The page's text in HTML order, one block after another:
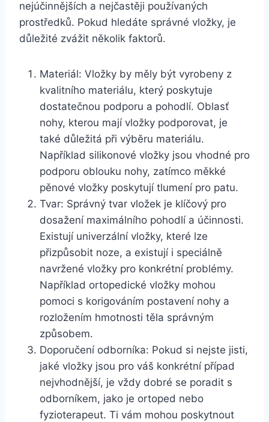
nejúčinnějších a nejčastěji používaných
prostředků. Pokud hledáte správné vložky, je
důležité zvážit několik faktorů.
Materiál: Vložky by měly být vyrobeny z
kvalitního materiálu, který poskytuje
dostatečnou podporu a pohodlí. Oblasť
nohy, kterou mají vložky podporovat, je
také důležitá při výběru materiálu.
Například silikonové vložky jsou vhodné pro
podporu oblouku nohy, zatímco měkké
pěnové vložky poskytují tlumení pro patu.
Tvar: Správný tvar vložek je klíčový pro
dosažení maximálního pohodlí a účinnosti.
Existují univerzální vložky, které lze
přizpůsobit noze, a existují i speciálně
navržené vložky pro konkrétní problémy.
Například ortopedické vložky mohou
pomoci s korigováním postavení nohy a
rozložením hmotnosti těla správným
způsobem.
Doporučení odborníka: Pokud si nejste jisti,
jaké vložky jsou pro váš konkrétní případ
nejvhodnější, je vždy dobré se poradit s
odborníkem, jako je ortoped nebo
fyzioterapeut. Ti vám mohou poskytnout